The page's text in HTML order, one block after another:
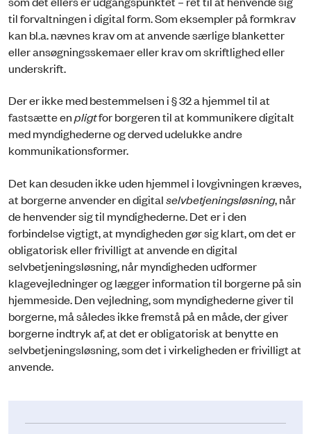
til forvaltningen i digital form. Som eksempler på formkrav
kan bl.a. nævnes krav om at anvende særlige blanketter
eller ansøgningsskemaer eller krav om skriftlighed eller
underskrift.
Der er ikke med bestemmelsen i § 32 a hjemmel til at
fastsætte enpligtfor borgeren til at kommunikere digitalt
med myndighederne og derved udelukke andre
kommunikationsformer.
Det kan desuden ikke uden hjemmel i lovgivningen kræves,
at borgerne anvender en digitalselvbetjeningsløsning, når
de henvender sig til myndighederne. Det er i den
forbindelse vigtigt, at myndigheden gør sig klart, om det er
obligatorisk eller frivilligt at anvende en digital
selvbetjeningsløsning, når myndigheden udformer
klagevejledninger og lægger information til borgerne på sin
hjemmeside. Den vejledning, som myndighederne giver til
borgerne, må således ikke fremstå på en måde, der giver
borgerne indtryk af, at det er obligatorisk at benytte en
selvbetjeningsløsning, som det i virkeligheden er frivilligt at
anvende.